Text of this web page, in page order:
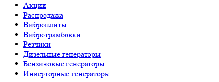
Акции
Распродажа
Виброплиты
Вибротрамбовки
Резчики
Дизельные генераторы
Бензиновые генераторы
Инверторные генераторы